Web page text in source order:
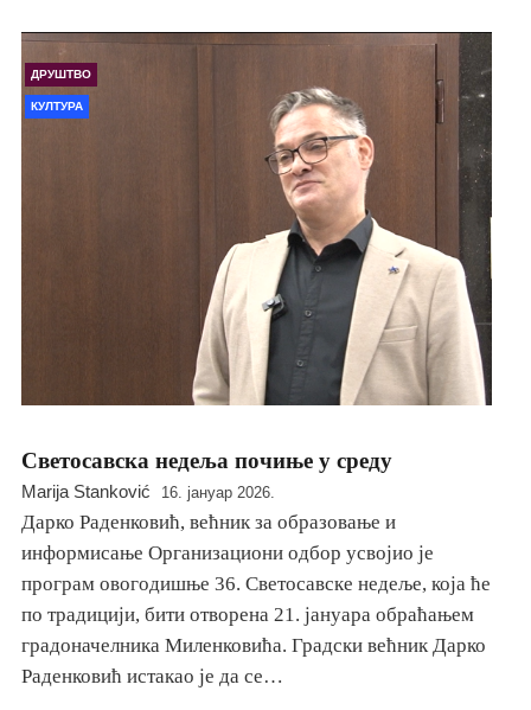
ДРУШТВО
КУЛТУРА
Светосавска недеља почиње у среду
Marija Stanković 16. јануар 2026.
Дарко Раденковић, већник за образовање и
информисање Организациони одбор усвојио је
програм овогодишње 36. Светосавске недеље, која ће
по традицији, бити отворена 21. јануара обраћањем
градоначелника Миленковића. Градски већник Дарко
Раденковић истакао је да се…